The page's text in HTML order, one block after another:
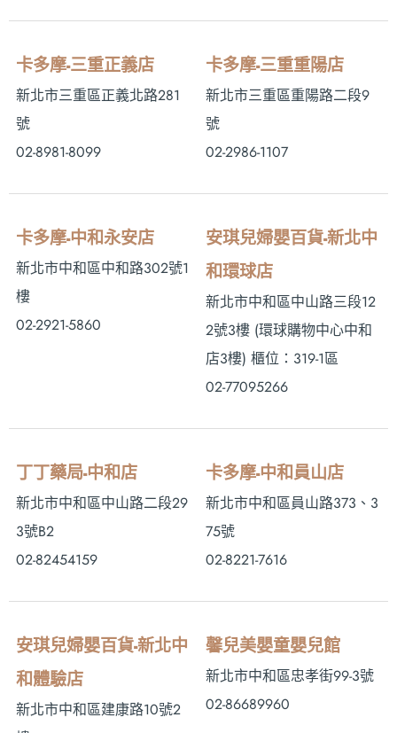
卡多摩-三重正義店
新北市三重區正義北路281
號
02-8981-8099
卡多摩-三重重陽店
新北市三重區重陽路二段9
號
02-2986-1107
卡多摩-中和永安店
新北市中和區中和路302號1
樓
02-2921-5860
安琪兒婦嬰百貨-新北中
和環球店
新北市中和區中山路三段12
2號3樓 (環球購物中心中和
店3樓) 櫃位：319-1區
02-77095266
丁丁藥局-中和店
新北市中和區中山路二段29
3號B2
02-82454159
卡多摩-中和員山店
新北市中和區員山路373、3
75號
02-8221-7616
安琪兒婦嬰百貨-新北中
和體驗店
新北市中和區建康路10號2
馨兒美嬰童嬰兒館
新北市中和區忠孝街99-3號
02-86689960